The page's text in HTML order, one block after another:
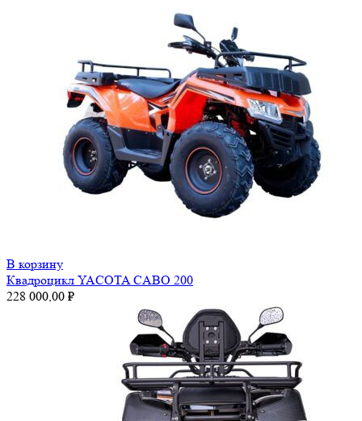
В корзину
Квадроцикл YACOTA CABO 200
228 000,00 ₽